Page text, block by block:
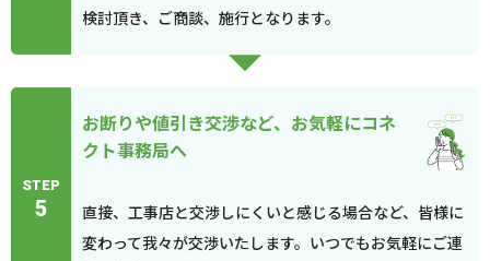
検討頂き、ご商談、施行となります。
STEP
5
お断りや値引き交渉など、お気軽にコネ
クト事務局へ
直接、工事店と交渉しにくいと感じる場合など、皆様に
変わって我々が交渉いたします。いつでもお気軽にご連